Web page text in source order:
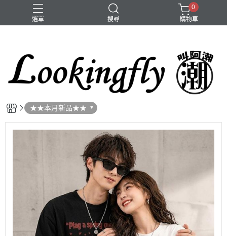
選單 搜尋
大頭圍 手鍊 項鍊
0
購物車
★★本月新品★★